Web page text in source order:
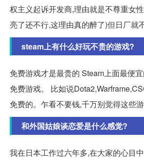
权主义起诉开发商,理由就是不尊重女
亮了还不行,这理由真的醉了)但日厂就
steam上有什么好玩不贵的游戏?
免费游戏才是最贵的 Steam上面最便
免费游戏。 比如说
免费的。乍看不要钱,千万别觉得这些
和外国姑娘谈恋爱是什么感觉?
我在日本工作过六年多,在大家的心目中